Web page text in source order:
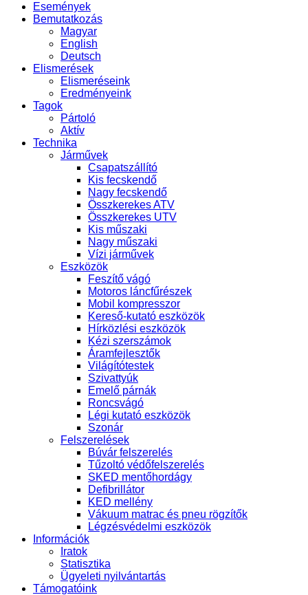
Események
Bemutatkozás
Magyar
English
Deutsch
Elismerések
Elismeréseink
Eredményeink
Tagok
Pártoló
Aktív
Technika
Járművek
Csapatszállító
Kis fecskendő
Nagy fecskendő
Összkerekes ATV
Összkerekes UTV
Kis műszaki
Nagy műszaki
Vízi járművek
Eszközök
Feszítő vágó
Motoros láncfűrészek
Mobil kompresszor
Kereső-kutató eszközök
Hírközlési eszközök
Kézi szerszámok
Áramfejlesztők
Világítótestek
Szivattyúk
Emelő párnák
Roncsvágó
Légi kutató eszközök
Szonár
Felszerelések
Búvár felszerelés
Tűzoltó védőfelszerelés
SKED mentőhordágy
Defibrillátor
KED mellény
Vákuum matrac és pneu rögzítők
Légzésvédelmi eszközök
Információk
Iratok
Statisztika
Ügyeleti nyilvántartás
Támogatóink